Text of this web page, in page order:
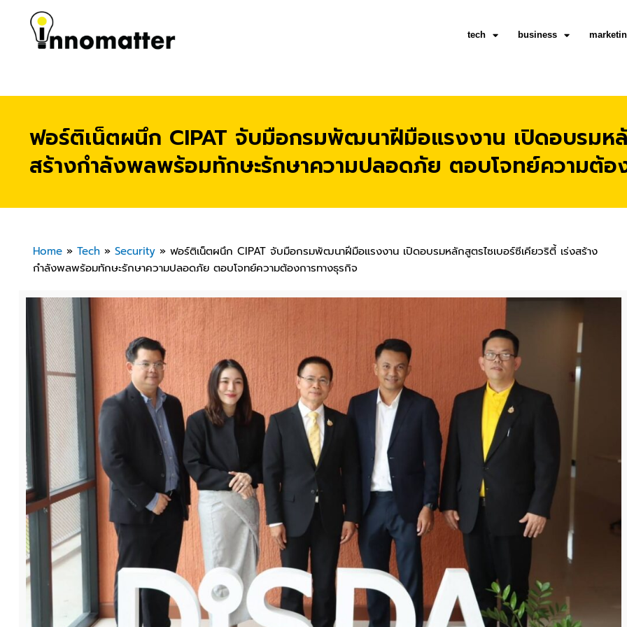
tech business
ฟอร์ติเน็ตผนึก CIPAT จับมือกรมพัฒนาฝีมือแรงงาน เปิดอบรมหลั
สร้างกำลังพลพร้อมทักษะรักษาความปลอดภัย ตอบโจทย์ความต้อ
Home» Tech» Security» ฟอร์ติเน็ตผนึก CIPAT จับมือกรมพัฒนาฝีมือแรงงาน เปิดอบรมหลักสูตรไซเบอร์ซีเคียวริตี้ เร่งสร้าง
กำลังพลพร้อมทักษะรักษาความปลอดภัย ตอบโจทย์ความต้องการทางธุรกิจ